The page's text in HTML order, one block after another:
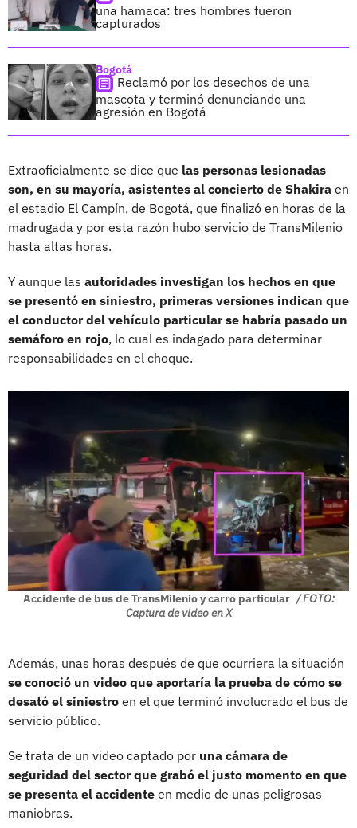
una hamaca: tres hombres fueron
capturados
Bogotá
Reclamó por los desechos de una
mascota y terminó denunciando una
agresión en Bogotá
Extraoficialmente se dice que las personas lesionadas
son, en su mayoría, asistentes al concierto de Shakira en
el estadio El Campín, de Bogotá, que finalizó en horas de la
madrugada y por esta razón hubo servicio de TransMilenio
hasta altas horas.
Y aunque las autoridades investigan los hechos en que
se presentó en siniestro, primeras versiones indican que
el conductor del vehículo particular se habría pasado un
semáforo en rojo, lo cual es indagado para determinar
responsabilidades en el choque.
Accidente de bus de TransMilenio y carro particular / FOTO:
Captura de video en X
Además, unas horas después de que ocurriera la situación
se conoció un video que aportaría la prueba de cómo se
desató el siniestro en el que terminó involucrado el bus de
servicio público.
Se trata de un video captado por una cámara de
seguridad del sector que grabó el justo momento en que
se presenta el accidente en medio de unas peligrosas
maniobras.